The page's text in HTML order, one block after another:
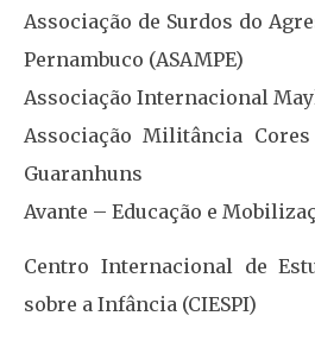
Associação de Surdos do
Pernambuco (ASAMPE)
Associação Internacional
Associação Militância
Guaranhuns
Avante – Educação e
Centro Internacional de
sobre a Infância (CIESPI)